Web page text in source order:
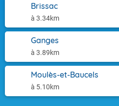
Brissac
à 3.34km
Ganges
à 3.89km
Moulès-et-Baucels
à 5.10km